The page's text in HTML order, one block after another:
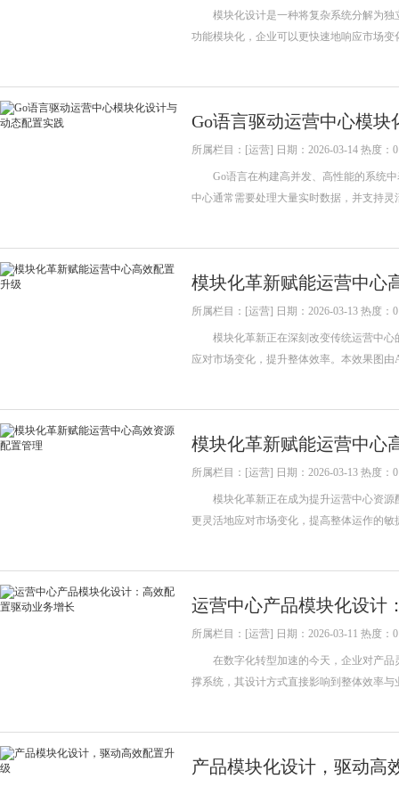
模块化设计是一种将复杂系统分解为独
功能模块化，企业可以更快速地响应市场
Go语言驱动运营中心模
所属栏目：[运营] 日期：2026-03-14 热度：0
Go语言在构建高并发、高性能的系统中
中心通常需要处理大量实时数据，并支持
模块化革新赋能运营中心
所属栏目：[运营] 日期：2026-03-13 热度：0
模块化革新正在深刻改变传统运营中心
应对市场变化，提升整体效率。本效果
模块化革新赋能运营中心
所属栏目：[运营] 日期：2026-03-13 热度：0
模块化革新正在成为提升运营中心资源
更灵活地应对市场变化，提高整体运作的
运营中心产品模块化设计
所属栏目：[运营] 日期：2026-03-11 热度：0
在数字化转型加速的今天，企业对产品
撑系统，其设计方式直接影响到整体效率
产品模块化设计，驱动高